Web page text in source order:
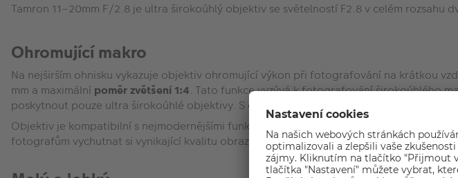
Tamron 11–20mm F/2.8 je ultra širokoúhlý objektiv se světelností F2.8 v celém rozsahu
Ohromující makro
Na nejširším ohnisku vykazuje objektiv ohromující výkon při fotografování na krátkou
mm a maximální poměr zvětšení 1:4. Tato funkce vyzývá k fotografování širokoúhlého
poskytnout pouze ultra širokoúhlé objektivy. S ohledem na venkovní fotografování je
Objektiv je kompatibilní s nejmodernějšími funkcemi dnešních fotoaparátů jako je
fotografům vychutnat si vynikající kvalitu obrazu tohoto ultra širokoúhlého objektivu s